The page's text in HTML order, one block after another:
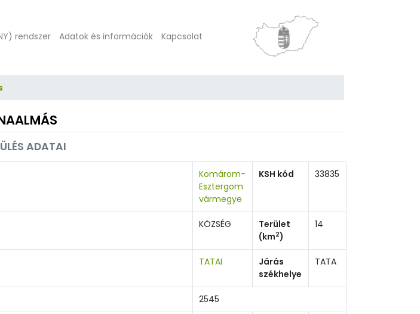
rendszer Adatok és információk Kapcsolat
ADATAI
Komárom-
Esztergom
vármegye
KSH kód 33835
KÖZSÉG
Terület
(km2)
14
TATAI
Járás
székhelye
TATA
2545